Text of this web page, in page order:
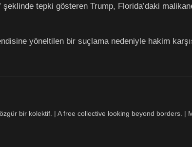
şeklinde tepki gösteren Trump, Florida’daki
yöneltilen bir suçlama nedeniyle hakim
bir kolektif. | A free collective looking beyond borders. |